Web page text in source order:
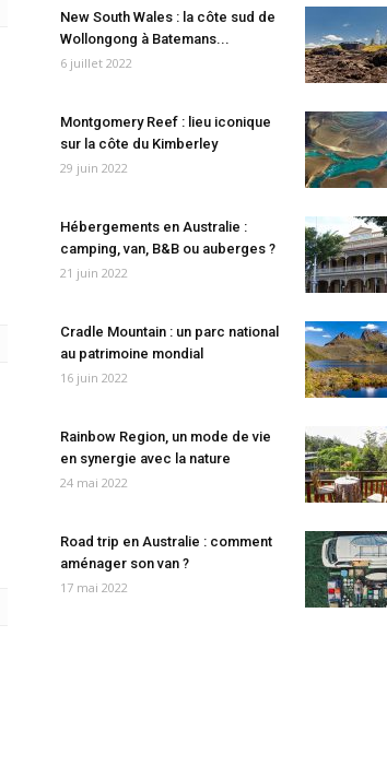
New South Wales : la côte sud de
Wollongong à Batemans...
6 juillet 2022
Montgomery Reef : lieu iconique
sur la côte du Kimberley
29 juin 2022
Hébergements en Australie :
camping, van, B&B ou auberges ?
21 juin 2022
Cradle Mountain : un parc national
au patrimoine mondial
16 juin 2022
Rainbow Region, un mode de vie
en synergie avec la nature
24 mai 2022
Road trip en Australie : comment
aménager son van ?
17 mai 2022